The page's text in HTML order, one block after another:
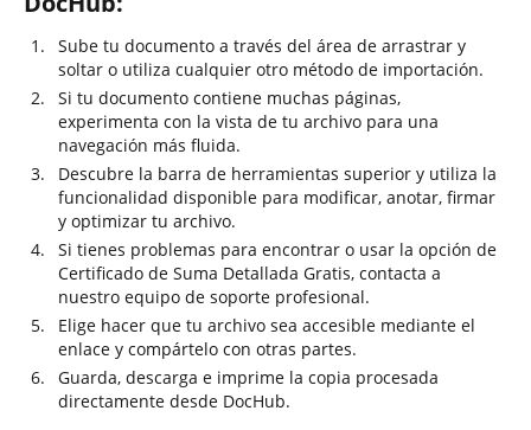
Sube tu documento a través del área de arrastrar y
soltar o utiliza cualquier otro método de importación.
Si tu documento contiene muchas páginas,
experimenta con la vista de tu archivo para una
navegación más fluida.
Descubre la barra de herramientas superior y utiliza la
funcionalidad disponible para modificar, anotar, firmar
y optimizar tu archivo.
Si tienes problemas para encontrar o usar la opción de
Certificado de Suma Detallada Gratis, contacta a
nuestro equipo de soporte profesional.
Elige hacer que tu archivo sea accesible mediante el
enlace y compártelo con otras partes.
Guarda, descarga e imprime la copia procesada
directamente desde DocHub.